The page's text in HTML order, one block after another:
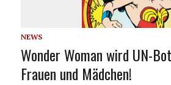
NEWS
Wonder Woman wird UN-
Frauen und Mädchen!